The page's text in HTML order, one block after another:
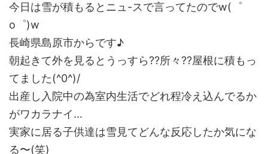
今日は雪が積もるとニュ-スで言ってたのでw(゜
o゜)w
長崎県島原市からです♪
朝起きて外を見るとうっすら??所々??屋根に積もっ
てました(^0^)/
出産し入院中の為室内生活でどれ程冷え込んでるか
がワカラナイ…
実家に居る子供達は雪見てどんな反応したか気にな
る〜(笑)